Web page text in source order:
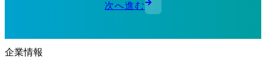
次へ進む
企業情報